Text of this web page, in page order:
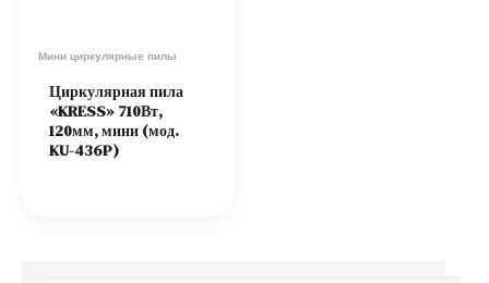
Мини циркулярные пилы
Циркулярная пила
«KRESS» 710Вт,
120мм, мини (мод.
KU-436P)